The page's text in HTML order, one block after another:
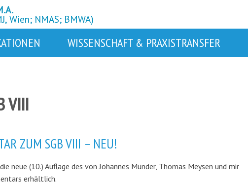
Wien; NMAS; BMWA)
WISSENSCHAFT & PRAXISTRANSFER
VIII
ZUM SGB VIII – NEU!
neue (10.) Auflage des von Johannes Münder, Thomas Meysen und mir
erhältlich.